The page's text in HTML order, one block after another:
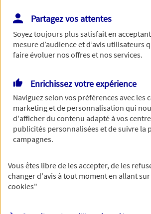
Le numéro de SIRET est constitué de 14
Continuer sans numéro de SIRET
Vous disposez de droits sur les
vous concernant. Pour plus
d'informations,cliquez ici.
Partagez vos attentes
Soyez toujours plus satisfait en
mesure d’audience et d’avis utilisateurs
faire évoluer nos offres et nos services.
Enrichissez votre expérience
Naviguez selon vos préférences avec les
marketing et de personnalisation qui
d'afficher du contenu adapté à vos
publicités personnalisées et de suivre la
campagnes.
Vous êtes libre de les accepter, de les
changer d'avis à tout moment en allant sur
cookies"